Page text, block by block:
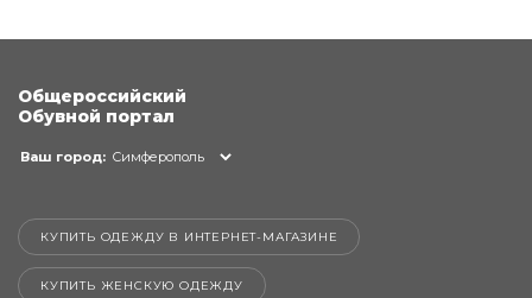
Общероссийский
Обувной портал
Ваш город: Симферополь
КУПИТЬ ОДЕЖДУ В ИНТЕРНЕТ-МАГАЗИНЕ
КУПИТЬ ЖЕНСКУЮ ОДЕЖДУ